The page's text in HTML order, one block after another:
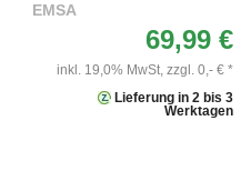
EMSA
69,99 €
inkl. 19,0% MwSt, zzgl. 0,- € *
Lieferung in 2 bis 3
Werktagen